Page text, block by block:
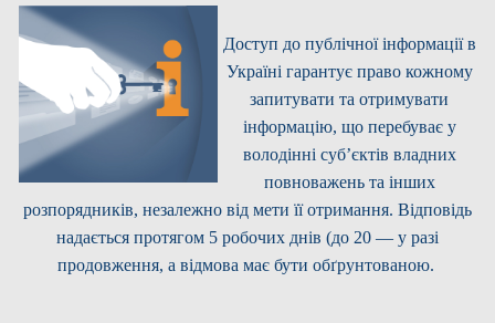
Дозвіл на спеціальне водокористування
Платні послуги
Доступ до публічної інформації в
Україні гарантує право кожному
запитувати та отримувати
інформацію, що перебуває у
володінні суб’єктів владних
повноважень та інших
розпорядників, незалежно від мети її отримання. Відповідь
надається протягом 5 робочих днів (до 20 — у разі
продовження, а відмова має бути обґрунтованою.